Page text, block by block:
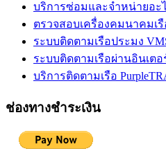
บริการซ่อมและจำหน่ายอะ
ตรวจสอบเครื่องคมนาคมเรื
ระบบติดตามเรือประมง
ระบบติดตามเรือผ่านอินเตอ
บริการติดตามเรือ
ช่องทางชำระเงิน